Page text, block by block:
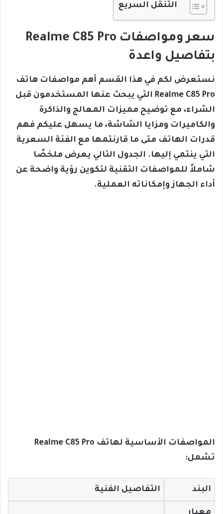
التنقل السريع
سعر ومواصفات Realme C85 Pro
بتفاصيل واعدة
نستعرض لكم في هذا القسم أهم مواصفات هاتف
Realme C85 Pro التي يبحث عنها المستخدمون قبل
الشراء، مع توضيح مميزات المعالج والذاكرة
والكاميرات ومزايا الشاشة، ما يسهل عليكم فهم
قدرات الهاتف متى ما قارنتمها مع الفئة السعرية
التي ينتمي إليها. الجدول التالي يعرض ملخصًا
شاملاً للمواصفات التقنية لتكوين رؤية واضحة عن
أداء الجهاز وإمكاناته العملية.
المواصفات الأساسية لهاتف Realme C85 Pro
تشمل:
البند التفاصيل الفنية